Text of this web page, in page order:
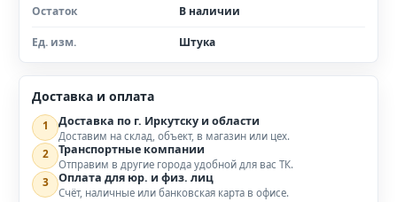
Остаток В наличии
Ед. изм. Штука
Доставка и оплата
1 Доставка по г. Иркутску и области
Доставим на склад, объект, в магазин или цех.
2 Транспортные компании
Отправим в другие города удобной для вас ТК.
3 Оплата для юр. и физ. лиц
Счёт, наличные или банковская карта в офисе.